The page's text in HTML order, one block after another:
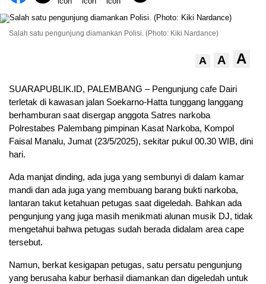
Salah satu pengunjung diamankan Polisi. (Photo: Kiki Nardance)
A A A
SUARAPUBLIK.ID, PALEMBANG – Pengunjung cafe Dairi
terletak di kawasan jalan Soekarno-Hatta tunggang langgang
berhamburan saat disergap anggota Satres narkoba
Polrestabes Palembang pimpinan Kasat Narkoba, Kompol
Faisal Manalu, Jumat (23/5/2025), sekitar pukul 00.30 WIB, dini
hari.
Ada manjat dinding, ada juga yang sembunyi di dalam kamar
mandi dan ada juga yang membuang barang bukti narkoba,
lantaran takut ketahuan petugas saat digeledah. Bahkan ada
pengunjung yang juga masih menikmati alunan musik DJ, tidak
mengetahui bahwa petugas sudah berada didalam area cape
tersebut.
Namun, berkat kesigapan petugas, satu persatu pengunjung
yang berusaha kabur berhasil diamankan dan digeledah untuk